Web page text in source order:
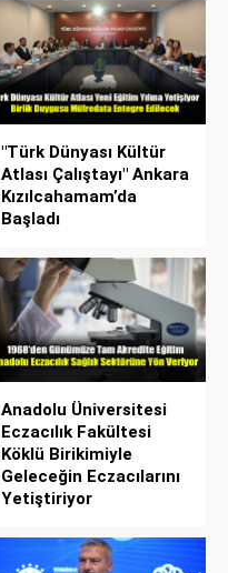
"Türk Dünyası Kültür
Atlası Çalıştayı" Ankara
Kızılcahamam’da
Başladı
Anadolu Üniversitesi
Eczacılık Fakültesi
Köklü Birikimiyle
Geleceğin Eczacılarını
Yetiştiriyor